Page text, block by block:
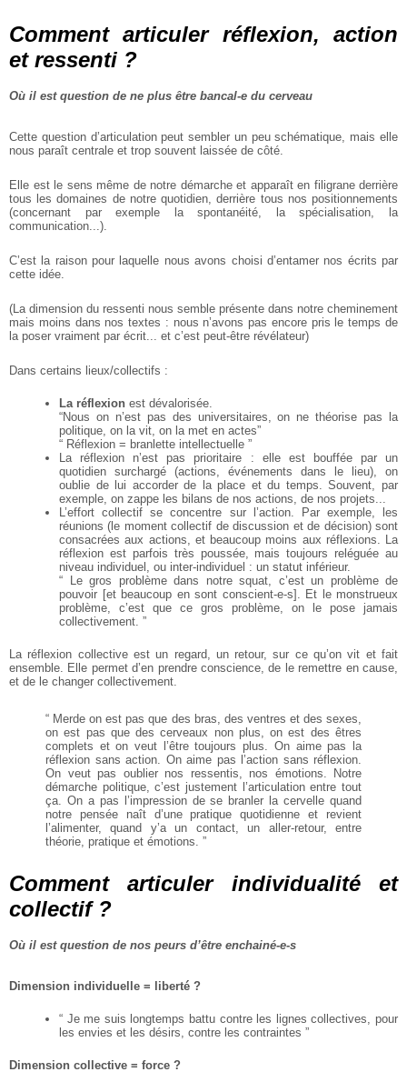
Comment articuler réflexion, action
et ressenti ?
Où il est question de ne plus être bancal-e du cerveau
Cette question d’articulation peut sembler un peu schématique, mais elle
nous paraît centrale et trop souvent laissée de côté.
Elle est le sens même de notre démarche et apparaît en filigrane derrière
tous les domaines de notre quotidien, derrière tous nos positionnements
(concernant par exemple la spontanéité, la spécialisation, la
communication...).
C’est la raison pour laquelle nous avons choisi d’entamer nos écrits par
cette idée.
(La dimension du ressenti nous semble présente dans notre cheminement
mais moins dans nos textes : nous n’avons pas encore pris le temps de
la poser vraiment par écrit... et c’est peut-être révélateur)
Dans certains lieux/collectifs :
La réflexion est dévalorisée.
“Nous on n’est pas des universitaires, on ne théorise pas la
politique, on la vit, on la met en actes”
“ Réflexion = branlette intellectuelle ”
La réflexion n’est pas prioritaire : elle est bouffée par un
quotidien surchargé (actions, événements dans le lieu), on
oublie de lui accorder de la place et du temps. Souvent, par
exemple, on zappe les bilans de nos actions, de nos projets...
L’effort collectif se concentre sur l’action. Par exemple, les
réunions (le moment collectif de discussion et de décision) sont
consacrées aux actions, et beaucoup moins aux réflexions. La
réflexion est parfois très poussée, mais toujours reléguée au
niveau individuel, ou inter-individuel : un statut inférieur.
“ Le gros problème dans notre squat, c’est un problème de
pouvoir [et beaucoup en sont conscient-e-s]. Et le monstrueux
problème, c’est que ce gros problème, on le pose jamais
collectivement. ”
La réflexion collective est un regard, un retour, sur ce qu’on vit et fait
ensemble. Elle permet d’en prendre conscience, de le remettre en cause,
et de le changer collectivement.
“ Merde on est pas que des bras, des ventres et des sexes,
on est pas que des cerveaux non plus, on est des êtres
complets et on veut l’être toujours plus. On aime pas la
réflexion sans action. On aime pas l’action sans réflexion.
On veut pas oublier nos ressentis, nos émotions. Notre
démarche politique, c’est justement l’articulation entre tout
ça. On a pas l’impression de se branler la cervelle quand
notre pensée naît d’une pratique quotidienne et revient
l’alimenter, quand y’a un contact, un aller-retour, entre
théorie, pratique et émotions. ”
Comment articuler individualité et
collectif ?
Où il est question de nos peurs d’être enchainé-e-s
Dimension individuelle = liberté ?
“ Je me suis longtemps battu contre les lignes collectives, pour
les envies et les désirs, contre les contraintes ”
Dimension collective = force ?